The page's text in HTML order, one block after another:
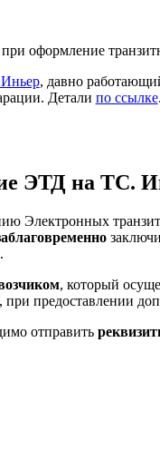
оформление
, давно
Детали по ссылке
ЭТД на ТС.
Электронных
.
, который
при предоставлении
отправить